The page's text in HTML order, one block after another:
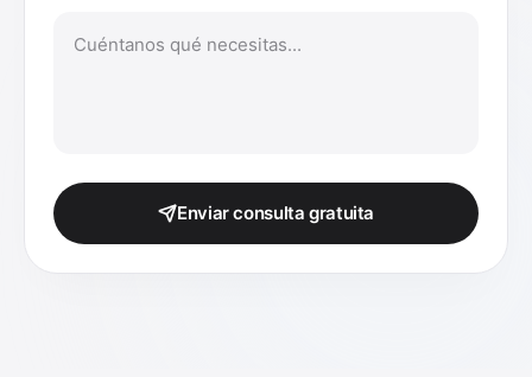
Enviar consulta gratuita